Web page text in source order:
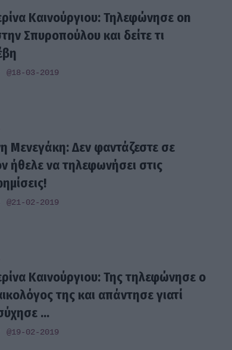
Καινούργιου: Τηλεφώνησε on
Σπυροπούλου και δείτε τι
@18-03-2019
Μενεγάκη: Δεν φαντάζεστε σε
ήθελε να τηλεφωνήσει στις
@21-02-2019
Καινούργιου: Της τηλεφώνησε ο
της και απάντησε γιατί
...
@19-02-2019